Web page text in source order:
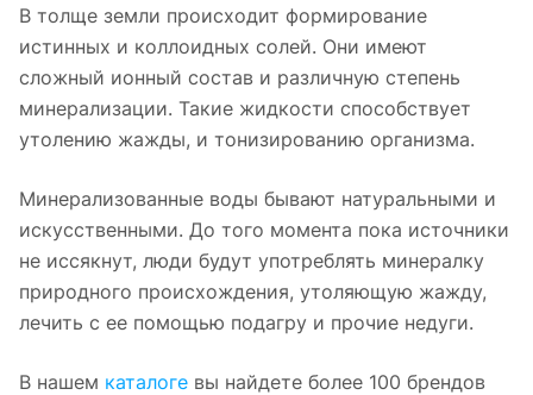
В толще земли происходит формирование
истинных и коллоидных солей. Они имеют
сложный ионный состав и различную степень
минерализации. Такие жидкости способствует
утолению жажды, и тонизированию организма.
Минерализованные воды бывают натуральными и
искусственными. До того момента пока источники
не иссякнут, люди будут употреблять минералку
природного происхождения, утоляющую жажду,
лечить с ее помощью подагру и прочие недуги.
В нашем каталоге вы найдете более 100 брендов